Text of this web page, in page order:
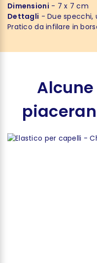
Dimensioni - 7 x 7 cm
Dettagli - Due specchi,
Pratico da infilare in